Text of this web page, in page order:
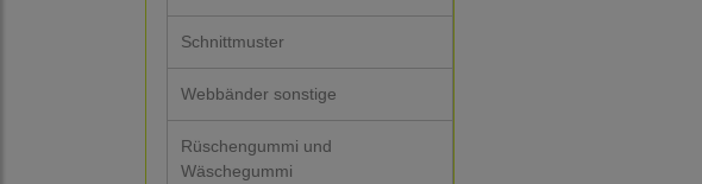
Schnittmuster
Webbänder sonstige
Rüschengummi und
Wäschegummi